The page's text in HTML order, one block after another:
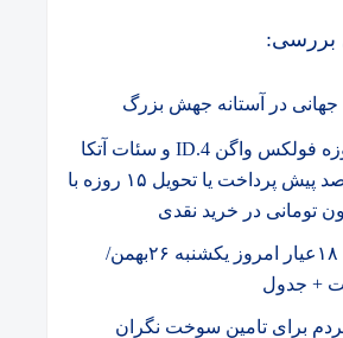
بررسی:
در آستانه جهش بزرگ
تحویل ۳۰ روزه فولکس واگن ID.4 و سئات آتکا
تنها با ۵۰ درصد پیش پرداخت یا تحویل ۱۵ روزه با
قیمت طلای ۱۸عیار امروز یکشنبه ۲۶بهمن/
+ جدول
برای تامین سوخت نگران